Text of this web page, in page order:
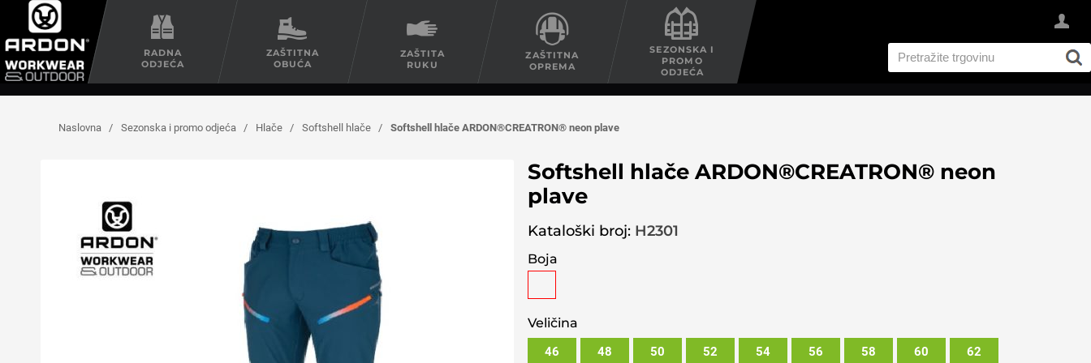
RADNA
ODJEĆA
ZAŠTITNA
OBUĆA
ZAŠTITA
RUKU
ZAŠTITNA
OPREMA
SEZONSKA I
PROMO
ODJEĆA
Naslovna / Sezonska i promo odjeća / Hlače / Softshell hlače / Softshell hlače ARDON®CREATRON® neon plave
Softshell hlače ARDON®CREATRON® neon
plave
Kataloški broj: H2301
Boja
Veličina
46 48 50 52 54 56 58 60 62